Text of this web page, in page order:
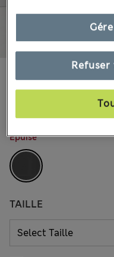
11 les
Épuisé
TAILLE